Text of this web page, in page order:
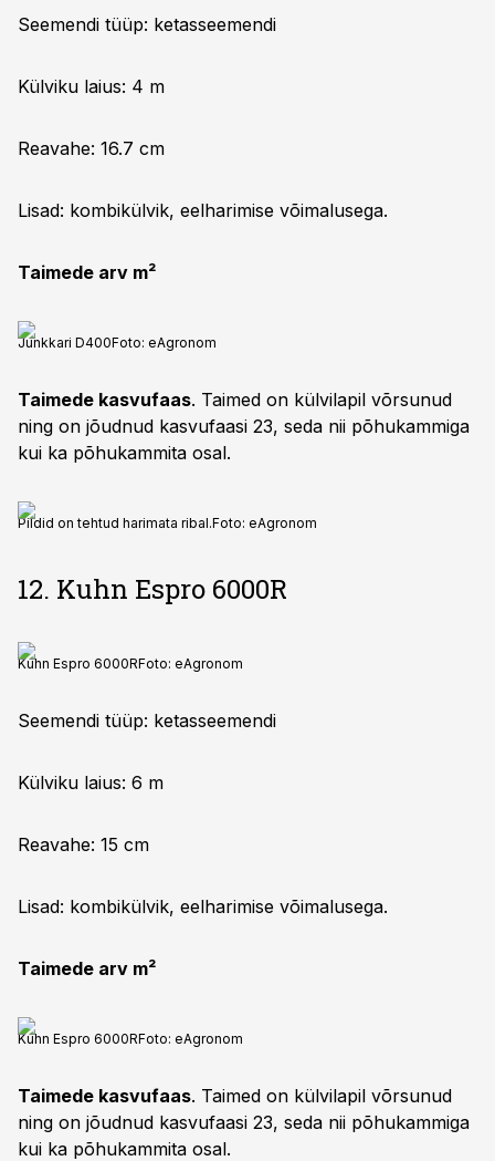
Seemendi tüüp: ketasseemendi
Külviku laius: 4 m
Reavahe: 16.7 cm
Lisad: kombikülvik, eelharimise võimalusega.
Taimede arv m²
Junkkari D400Foto: eAgronom
Taimede kasvufaas. Taimed on külvilapil võrsunud
ning on jõudnud kasvufaasi 23, seda nii põhukammiga
kui ka põhukammita osal.
Pildid on tehtud harimata ribal.Foto: eAgronom
12. Kuhn Espro 6000R
Kuhn Espro 6000RFoto: eAgronom
Seemendi tüüp: ketasseemendi
Külviku laius: 6 m
Reavahe: 15 cm
Lisad: kombikülvik, eelharimise võimalusega.
Taimede arv m²
Kuhn Espro 6000RFoto: eAgronom
Taimede kasvufaas. Taimed on külvilapil võrsunud
ning on jõudnud kasvufaasi 23, seda nii põhukammiga
kui ka põhukammita osal.